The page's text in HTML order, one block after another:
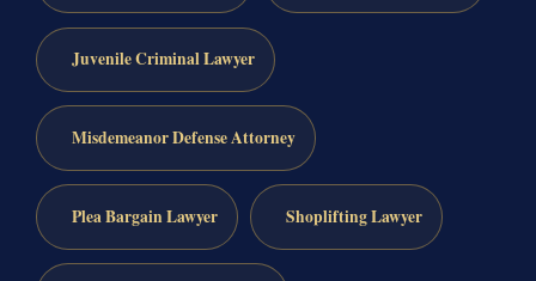
Juvenile Criminal Lawyer
Misdemeanor Defense Attorney
Plea Bargain Lawyer Shoplifting Lawyer